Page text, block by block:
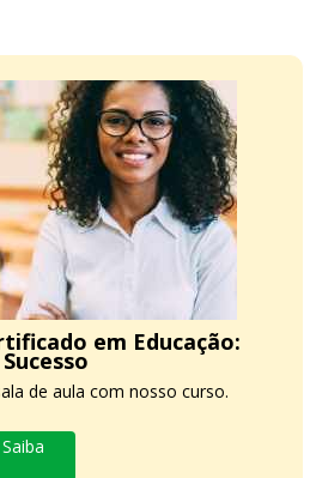
em Educação:
de aula com nosso curso.